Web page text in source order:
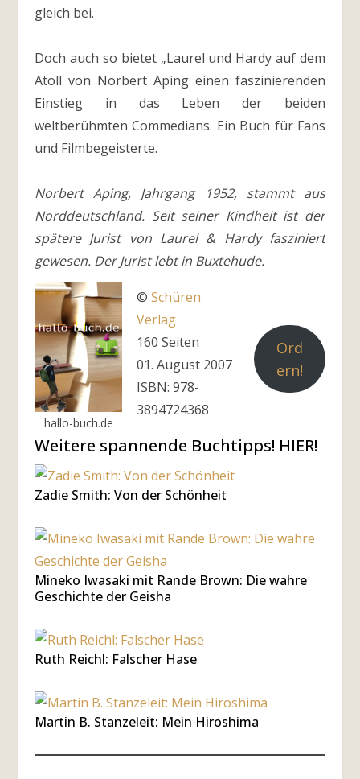
gleich bei.
Doch auch so bietet „Laurel und Hardy auf dem
Atoll von Norbert Aping einen faszinierenden
Einstieg in das Leben der beiden
weltberühmten Commedians. Ein Buch für Fans
und Filmbegeisterte.
Norbert Aping, Jahrgang 1952, stammt aus
Norddeutschland. Seit seiner Kindheit ist der
spätere Jurist von Laurel & Hardy fasziniert
gewesen. Der Jurist lebt in Buxtehude.
hallo-buch.de
©Schüren
Verlag
160 Seiten
01. August 2007
ISBN: 978-
3894724368
Ord
ern!
Weitere spannende Buchtipps! HIER!
Zadie Smith: Von der Schönheit
Mineko Iwasaki mit Rande Brown: Die wahre
Geschichte der Geisha
Ruth Reichl: Falscher Hase
Martin B. Stanzeleit: Mein Hiroshima